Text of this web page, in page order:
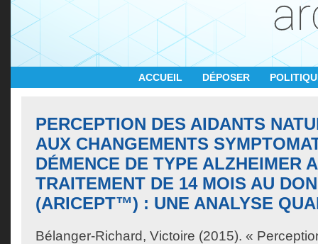
ACCUEIL DÉPOSER
PERCEPTION DES AIDANTS
AUX CHANGEMENTS
DÉMENCE DE TYPE ALZHEIMER
TRAITEMENT DE 14 MOIS AU
(ARICEPT™) : UNE ANALYSE
Bélanger-Richard, Victoire (2015). «